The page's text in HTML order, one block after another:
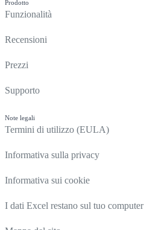
Prodotto
Funzionalità
Recensioni
Prezzi
Supporto
Note legali
Termini di utilizzo (EULA)
Informativa sulla privacy
Informativa sui cookie
I dati Excel restano sul tuo computer